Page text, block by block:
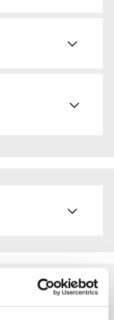
vald produkt